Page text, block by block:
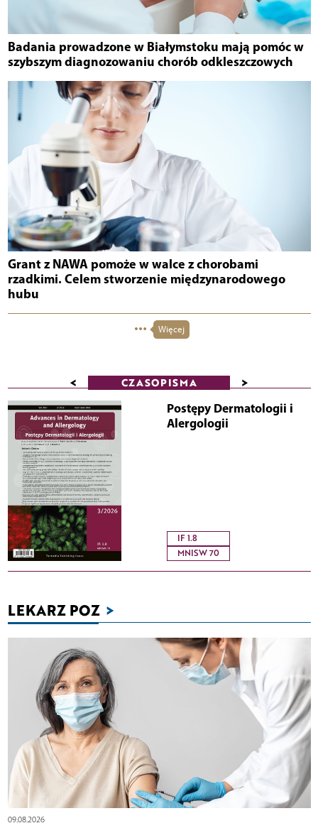
Badania prowadzone w Białymstoku mają pomóc w
szybszym diagnozowaniu chorób odkleszczowych
Grant z NAWA pomoże w walce z chorobami
rzadkimi. Celem stworzenie międzynarodowego
hubu
Więcej
< CZASOPISMA >
Postępy Dermatologii i
Alergologii
IF 1.8
MNISW 70
LEKARZ POZ >
09.08.2026